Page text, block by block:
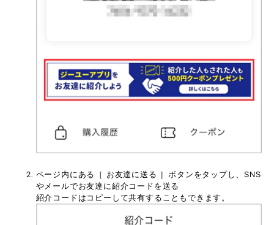
ページ内にある［ お友達に送る ］ボタンをタップし、SNS
やメールでお友達に紹介コードを送る
紹介コードはコピーして共有することもできます。